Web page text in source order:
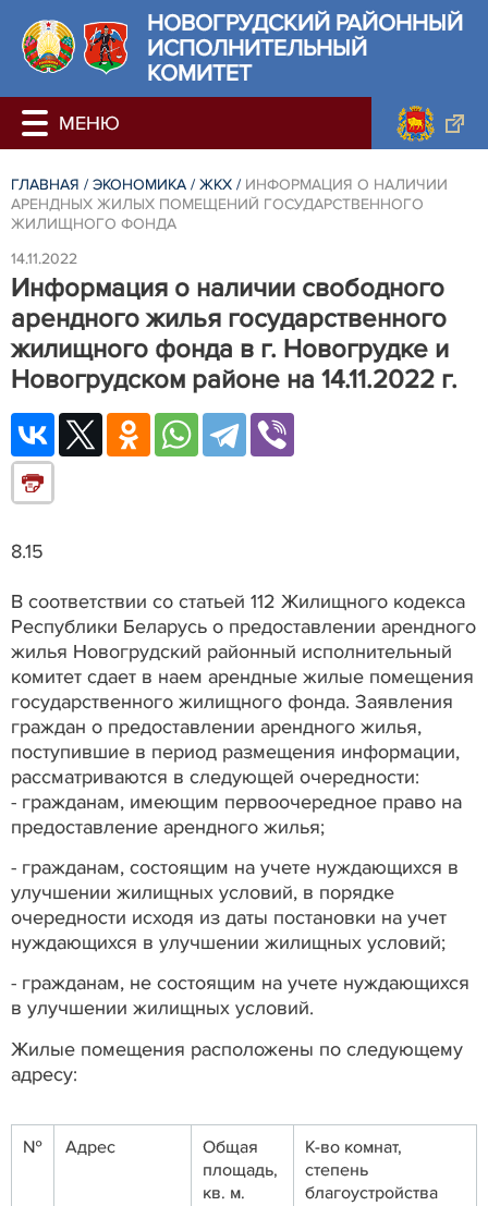
НОВОГРУДСКИЙ РАЙОННЫЙ
ИСПОЛНИТЕЛЬНЫЙ
КОМИТЕТ
ГЛАВНАЯ / ЭКОНОМИКА / ЖКХ / ИНФОРМАЦИЯ О НАЛИЧИИ
АРЕНДНЫХ ЖИЛЫХ ПОМЕЩЕНИЙ ГОСУДАРСТВЕННОГО
ЖИЛИЩНОГО ФОНДА
14.11.2022
Информация о наличии свободного
арендного жилья государственного
жилищного фонда в г. Новогрудке и
Новогрудском районе на 14.11.2022 г.
8.15
В соответствии со статьей 112 Жилищного кодекса
Республики Беларусь о предоставлении арендного
жилья Новогрудский районный исполнительный
комитет сдает в наем арендные жилые помещения
государственного жилищного фонда. Заявления
граждан о предоставлении арендного жилья,
поступившие в период размещения информации,
рассматриваются в следующей очередности:
- гражданам, имеющим первоочередное право на
предоставление арендного жилья;
- гражданам, состоящим на учете нуждающихся в
улучшении жилищных условий, в порядке
очередности исходя из даты постановки на учет
нуждающихся в улучшении жилищных условий;
- гражданам, не состоящим на учете нуждающихся
в улучшении жилищных условий.
Жилые помещения расположены по следующему
адресу:
№ Адрес
Общая
площадь,
кв. м.
К-во комнат,
степень
благоустройства